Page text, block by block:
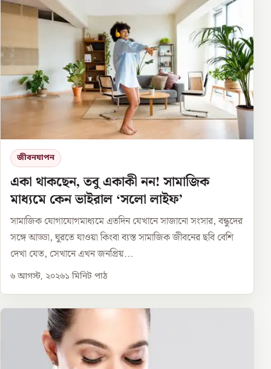
জীবনযাপন
একা থাকছেন, তবু একাকী নন! সামাজিক
মাধ্যমে কেন ভাইরাল ‘সলো লাইফ’
সামাজিক যোগাযোগমাধ্যমে এতদিন যেখানে সাজানো সংসার, বন্ধুদের
সঙ্গে আড্ডা, ঘুরতে যাওয়া কিংবা ব্যস্ত সামাজিক জীবনের ছবি বেশি
দেখা যেত, সেখানে এখন জনপ্রিয়...
৬ আগস্ট, ২০২৬১ মিনিট পাঠ